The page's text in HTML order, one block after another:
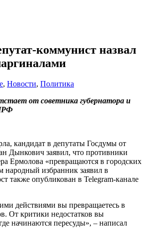
коммунист назвал
, Новости, Политика
от советника губернатора и
кандидат в депутаты Госдумы от
Дынкович заявил, что противники
Ермолова «превращаются в городских
народный избранник заявил в
также опубликован в Telegram-канале
действиями вы превращаетесь в
От критики недостатков вы
начинаются пересуды», – написал